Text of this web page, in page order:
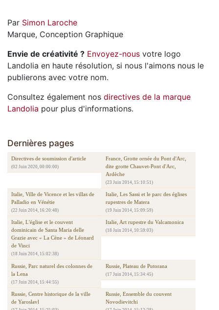
Par Simon Laroche
Marque, Conception Graphique
Envie de créativité ? Envoyez-nous votre logo
Landolia en haute résolution, si nous l'aimons nous le
publierons avec votre nom.
Consultez également nos directives de la marque
Landolia pour plus d'informations.
Dernières pages
Directives de soumission d'article
(02 Juin 2020, 00:00:00)
France, Grotte ornée du Pont d'Arc,
dite grotte Chauvet-Pont d'Arc,
Ardèche
(23 Juin 2014, 15:10:51)
Italie, Ville de Vicence et les villas de
Palladio en Vénétie
(22 Juin 2014, 16:20:48)
Italie, Les Sassi et le parc des églises
rupestres de Matera
(19 Juin 2014, 15:09:59)
Italie, L'église et le couvent
dominicain de Santa Maria delle
Grazie avec « La Cène » de Léonard
de Vinci
(18 Juin 2014, 15:02:38)
Italie, Art rupestre du Valcamonica
(18 Juin 2014, 10:59:03)
Russie, Parc naturel des colonnes de
la Lena
(17 Juin 2014, 15:44:55)
Russie, Plateau de Putorana
(17 Juin 2014, 15:34:45)
Russie, Centre historique de la ville
de Yaroslavl
Russie, Ensemble du couvent
Novodievitchi